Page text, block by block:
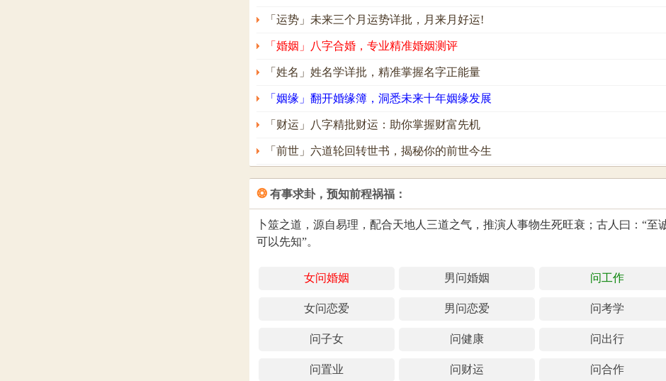
「运势」未来三个月运势详批，月来月好运!
「婚姻」八字合婚，专业精准婚姻测评
「姓名」姓名学详批，精准掌握名字正能量
「姻缘」翻开婚缘簿，洞悉未来十年姻缘发展
「财运」八字精批财运：助你掌握财富先机
「前世」六道轮回转世书，揭秘你的前世今生
❂ 有事求卦，预知前程祸福：
卜筮之道，源自易理，配合天地人三道之气，推演人事物生死旺衰；古人曰：“至
可以先知”。
女问婚姻 男问婚姻 问工作
女问恋爱 男问恋爱 问考学
问子女 问健康 问出行
问置业 问财运 问合作